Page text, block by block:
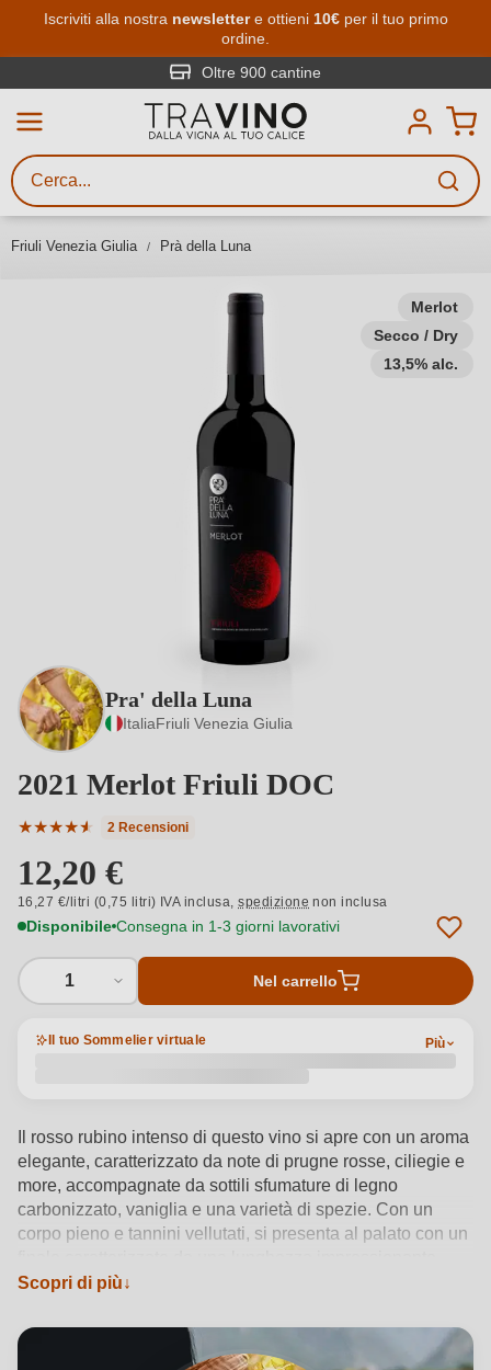
Passa al contenuto principale
Iscriviti alla nostra newslettere ottieni 10€per il tuo primo
ordine.
Oltre 900 cantine
Friuli Venezia Giulia Prà della Luna
Merlot
Secco / Dry
13,5% alc.
Pra' della Luna
ItaliaFriuli Venezia Giulia
2021 Merlot Friuli DOC
★★★★★
★
Valutazione media di 4.5 su 5 stelle
2 Recensioni
12,20 €
16,27 €/litri (0,75 litri) IVA inclusa,spedizione non inclusa
Disponibile Consegna in 1-3 giorni lavorativi
1 Nel carrello
Il tuo Sommelier virtuale Più
Il rosso rubino intenso di questo vino si apre con un aroma
elegante, caratterizzato da note di prugne rosse, ciliegie e
more, accompagnate da sottili sfumature di legno
carbonizzato, vaniglia e una varietà di spezie. Con un
corpo pieno e tannini vellutati, si presenta al palato con un
Vedi dettagli del prodotto →
Scopri di più
Ricerca vini
Inserisci almeno 3 caratteri
gusto, occasione, nome del vino,
vitigno, regione, cantina o altri